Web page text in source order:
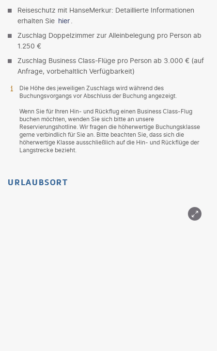
Reiseschutz mit HanseMerkur: Detaillierte Informationen
erhalten Sie hier
Zuschlag Doppelzimmer zur Alleinbelegung pro Person ab
1.250 €
Zuschlag Business Class-Flüge pro Person ab 3.000 € (auf
Anfrage, vorbehaltlich Verfügbarkeit)
Die Höhe des jeweiligen Zuschlags wird während des
Buchungsvorgangs vor Abschluss der Buchung angezeigt.
Wenn Sie für Ihren Hin- und Rückflug einen Business Class-Flug
buchen möchten, wenden Sie sich bitte an unsere
Reservierungshotline. Wir fragen die höherwertige Buchungsklasse
gerne verbindlich für Sie an. Bitte beachten Sie, dass sich die
höherwertige Klasse ausschließlich auf die Hin- und Rückflüge der
Langstrecke bezieht.
URLAUBSORT